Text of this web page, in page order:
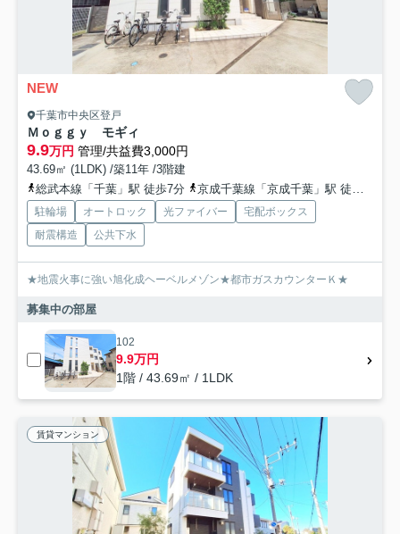
NEW
千葉市中央区登戸
Ｍｏｇｇｙ モギィ
9.9万円 管理/共益費3,000円
43.69㎡ (1LDK) /築11年 /3階建
総武本線「千葉」駅 徒歩7分
京成千葉線「京成千葉」駅 徒歩11分
駐輪場 オートロック 光ファイバー
宅配ボックス
耐震構造
公共下水
★地震火事に強い旭化成ヘーベルメゾン★都市ガスカウンターＫ★
募集中の部屋
102
9.9万円
1階 / 43.69㎡ / 1LDK
賃貸マンション